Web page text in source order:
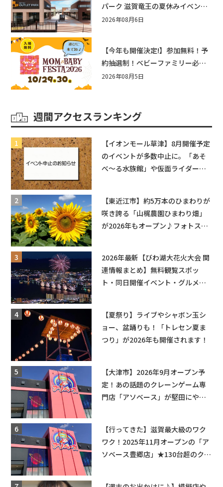
パーク 滋賀竜王の夏休みイベント
まとめ！びしょぬれ水あそび・激
2026年08月6日
【今年も開催決定!】参加無料！予
約抽選制！ベビーファミリー必見
☆入場無料☆10/29(木)30(金)ママ
2026年08月5日
週間アクセスランキング
【イオンモール草津】8月開催予定
のイベントが多数中止に。「あそ
べ〜る水族館」や仮面ライダーシ
【東近江市】約5万本のひまわりが
咲き誇る「山梶農園ひまわり畑」
が2026年もオープン♪フォトスポ
2026年最新【びわ湖大花火大会 関
連情報まとめ】無料観覧スポッ
ト・同日開催イベント・グルメマ
【夏祭り】ライブやシャボン玉シ
ョー、盆踊りも！「トレセン夏ま
つり」が2026年も開催されます！
【大津市】2026年9月オープン予
定！あの話題のクレーンゲーム専
門店「アソベース」が堅田にやっ
【行ってきた】滋賀最大級のワク
ワク！2025年11月オープンの「ア
ソベース豊郷店」★130台超のクレ